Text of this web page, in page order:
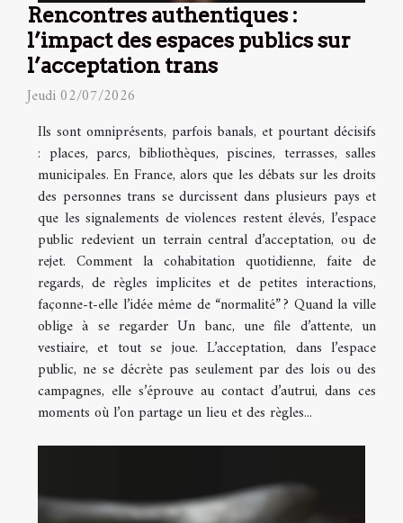
Rencontres authentiques :
l’impact des espaces publics sur
l’acceptation trans
Jeudi 02/07/2026
Ils sont omniprésents, parfois banals, et pourtant décisifs
: places, parcs, bibliothèques, piscines, terrasses, salles
municipales. En France, alors que les débats sur les droits
des personnes trans se durcissent dans plusieurs pays et
que les signalements de violences restent élevés, l’espace
public redevient un terrain central d’acceptation, ou de
rejet. Comment la cohabitation quotidienne, faite de
regards, de règles implicites et de petites interactions,
façonne-t-elle l’idée même de “normalité” ? Quand la ville
oblige à se regarder Un banc, une file d’attente, un
vestiaire, et tout se joue. L’acceptation, dans l’espace
public, ne se décrète pas seulement par des lois ou des
campagnes, elle s’éprouve au contact d’autrui, dans ces
moments où l’on partage un lieu et des règles...